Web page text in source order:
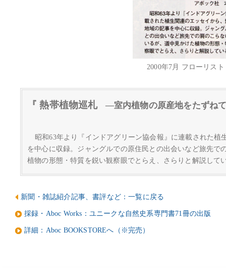
2000年7月 フローリス
『 熱帯植物巡札 ―室内植物の原産地をたずね
昭和63年より『インドアグリーン協会報』に連載された
を中心に収録。ジャングルでの原住民との出会いなど旅先で
植物の形態・特質を鋭い観察眼でとらえ、さらりと解説して
新聞・雑誌紹介記事、書評など：一覧に戻る
採録・Aboc Works：ユニークな自然史系専門書71冊の出版
詳細：Aboc BOOKSTOREへ（※完売）